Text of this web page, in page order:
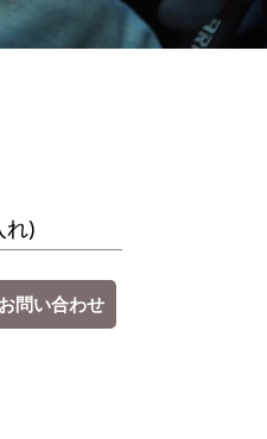
れ)
お問い合わせ